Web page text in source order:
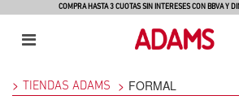
COMPRA HASTA 3 CUOTAS SIN INTERESES CON BBVA Y
TIENDAS ADAMS FORMAL